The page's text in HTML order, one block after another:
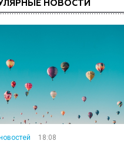
НОВОСТИ
18:08